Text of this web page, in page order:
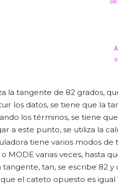
la tangente de 82 grados,
los datos, se tiene que la
los términos, se tiene
a este punto, se utiliza la
tiene varios modos de
MODE varias veces, hasta
tangente, tan, se escribe 82
el cateto opuesto es igual